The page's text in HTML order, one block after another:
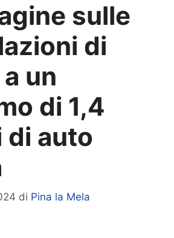
sulle
di
un
di 1,4
di auto
di Pina la Mela